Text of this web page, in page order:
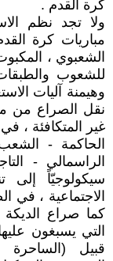
كرة القدم .
ولا تجد نظم
مباريات كرة
الشعبوي ،
للشعوب
وهيمنة آليات
نقل الصراع من
غير المتكافئة ،
الحاكمة -
الراسمالي -
سيكولوجيّاً إلى
كما صراع الديكة
التي يسبغون
قبيل